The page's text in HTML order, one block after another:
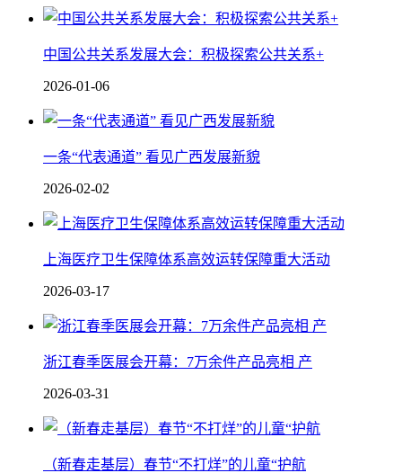
中国公共关系发展大会：积极探索公共关系+
2026-01-06
一条“代表通道” 看见广西发展新貌
2026-02-02
上海医疗卫生保障体系高效运转保障重大活动
2026-03-17
浙江春季医展会开幕：7万余件产品亮相 产
2026-03-31
（新春走基层）春节“不打烊”的儿童“护航